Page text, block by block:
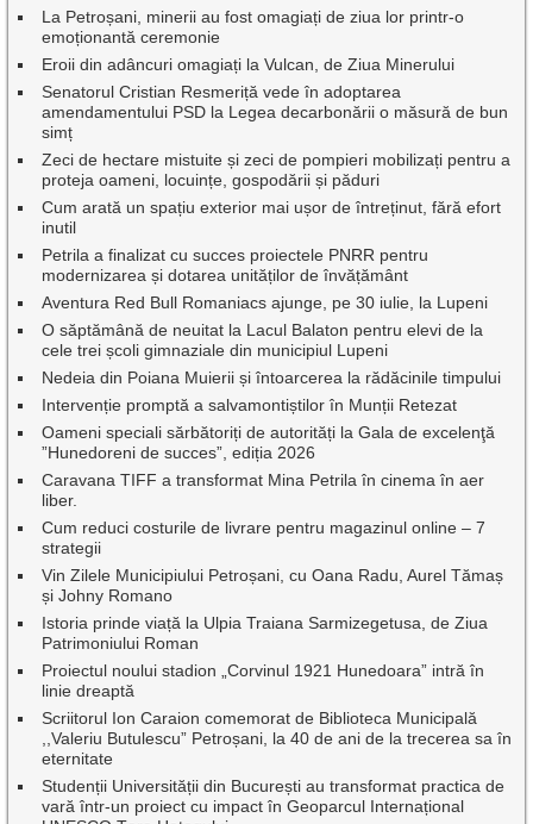
La Petroșani, minerii au fost omagiați de ziua lor printr-o
emoționantă ceremonie
Eroii din adâncuri omagiați la Vulcan, de Ziua Minerului
Senatorul Cristian Resmeriță vede în adoptarea
amendamentului PSD la Legea decarbonării o măsură de bun
simț
Zeci de hectare mistuite și zeci de pompieri mobilizați pentru a
proteja oameni, locuințe, gospodării și păduri
Cum arată un spațiu exterior mai ușor de întreținut, fără efort
inutil
Petrila a finalizat cu succes proiectele PNRR pentru
modernizarea și dotarea unităților de învățământ
Aventura Red Bull Romaniacs ajunge, pe 30 iulie, la Lupeni
O săptămână de neuitat la Lacul Balaton pentru elevi de la
cele trei școli gimnaziale din municipiul Lupeni
Nedeia din Poiana Muierii și întoarcerea la rădăcinile timpului
Intervenție promptă a salvamontiștilor în Munții Retezat
Oameni speciali sărbătoriți de autorități la Gala de excelenţă
”Hunedoreni de succes”, ediția 2026
Caravana TIFF a transformat Mina Petrila în cinema în aer
liber.
Cum reduci costurile de livrare pentru magazinul online – 7
strategii
Vin Zilele Municipiului Petroșani, cu Oana Radu, Aurel Tămaș
și Johny Romano
Istoria prinde viață la Ulpia Traiana Sarmizegetusa, de Ziua
Patrimoniului Roman
Proiectul noului stadion „Corvinul 1921 Hunedoara” intră în
linie dreaptă
Scriitorul Ion Caraion comemorat de Biblioteca Municipală
,,Valeriu Butulescu” Petroșani, la 40 de ani de la trecerea sa în
eternitate
Studenții Universității din București au transformat practica de
vară într-un proiect cu impact în Geoparcul Internațional